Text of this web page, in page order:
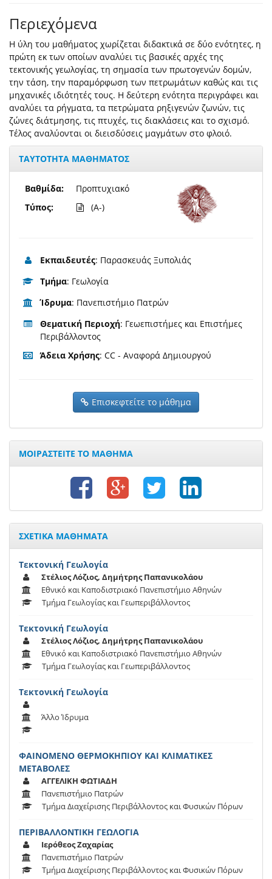
Περιεχόμενα
Η ύλη του μαθήματος χωρίζεται διδακτικά σε δύο ενότητες, η
πρώτη εκ των οποίων αναλύει τις βασικές αρχές της
τεκτονικής γεωλογίας, τη σημασία των πρωτογενών δομών,
την τάση, την παραμόρφωση των πετρωμάτων καθώς και τις
μηχανικές ιδιότητές τους. Η δεύτερη ενότητα περιγράφει και
αναλύει τα ρήγματα, τα πετρώματα ρηξιγενών ζωνών, τις
ζώνες διάτμησης, τις πτυχές, τις διακλάσεις και το σχισμό.
Τέλος αναλύονται οι διεισδύσεις μαγμάτων στο φλοιό.
ΤΑΥΤΟΤΗΤΑ ΜΑΘΗΜΑΤΟΣ
Βαθμίδα:
Τύπος:
Προπτυχιακό
(A-)
Εκπαιδευτές: Παρασκευάς Ξυπολιάς
Τμήμα: Γεωλογία
Ίδρυμα: Πανεπιστήμιο Πατρών
Θεματική Περιοχή: Γεωεπιστήμες και Επιστήμες
Περιβάλλοντος
Άδεια Χρήσης: CC - Αναφορά Δημιουργού
Επισκεφτείτε το μάθημα
ΜΟΙΡΑΣΤΕΙΤΕ ΤΟ ΜΑΘΗΜΑ
ΣΧΕΤΙΚΑ ΜΑΘΗΜΑΤΑ
Τεκτονική Γεωλογία
Στέλιος Λόζιος, Δημήτρης Παπανικολάου
Εθνικό και Καποδιστριακό Πανεπιστήμιο Αθηνών
Τμήμα Γεωλογίας και Γεωπεριβάλλοντος
Τεκτονική Γεωλογία
Στέλιος Λόζιος, Δημήτρης Παπανικολάου
Εθνικό και Καποδιστριακό Πανεπιστήμιο Αθηνών
Τμήμα Γεωλογίας και Γεωπεριβάλλοντος
Τεκτονική Γεωλογία
Άλλο Ίδρυμα
ΦΑΙΝΟΜΕΝΟ ΘΕΡΜΟΚΗΠΙΟΥ ΚΑΙ ΚΛΙΜΑΤΙΚΕΣ
ΜΕΤΑΒΟΛΕΣ
ΑΓΓΕΛΙΚΗ ΦΩΤΙΑΔΗ
Πανεπιστήμιο Πατρών
Τμήμα Διαχείρισης Περιβάλλοντος και Φυσικών Πόρων
ΠΕΡΙΒΑΛΛΟΝΤΙΚΗ ΓΕΩΛΟΓΙΑ
Ιερόθεος Ζαχαρίας
Πανεπιστήμιο Πατρών
Τμήμα Διαχείρισης Περιβάλλοντος και Φυσικών Πόρων